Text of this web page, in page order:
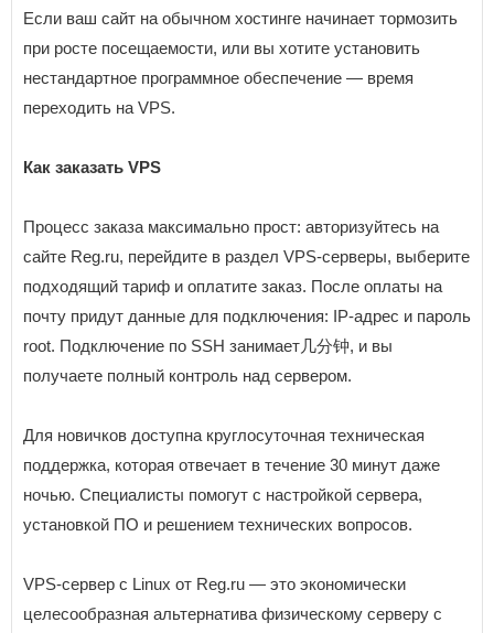
Если ваш сайт на обычном хостинге начинает тормозить
при росте посещаемости, или вы хотите установить
нестандартное программное обеспечение — время
переходить на VPS.
Как заказать VPS
Процесс заказа максимально прост: авторизуйтесь на
сайте Reg.ru, перейдите в раздел VPS-серверы, выберите
подходящий тариф и оплатите заказ. После оплаты на
почту придут данные для подключения: IP-адрес и пароль
root. Подключение по SSH занимает几分钟, и вы
получаете полный контроль над сервером.
Для новичков доступна круглосуточная техническая
поддержка, которая отвечает в течение 30 минут даже
ночью. Специалисты помогут с настройкой сервера,
установкой ПО и решением технических вопросов.
VPS-сервер с Linux от Reg.ru — это экономически
целесообразная альтернатива физическому серверу с